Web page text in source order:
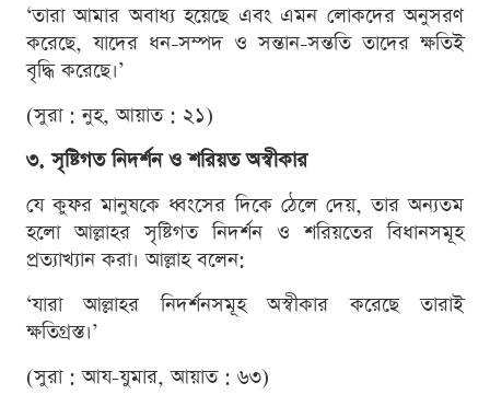
‘তারা আমার অবাধ্য হয়েছে এবং এমন লোকদের অনুসরণ
করেছে, যাদের ধন-সম্পদ ও সন্তান-সন্ততি তাদের ক্ষতিই
বৃদ্ধি করেছে।’
(সুরা : নুহ, আয়াত : ২১)
৩. সৃষ্টিগত নিদর্শন ও শরিয়ত অস্বীকার
যে কুফর মানুষকে ধ্বংসের দিকে ঠেলে দেয়, তার অন্যতম
হলো আল্লাহর সৃষ্টিগত নিদর্শন ও শরিয়তের বিধানসমূহ
প্রত্যাখ্যান করা। আল্লাহ বলেন:
‘যারা আল্লাহর নিদর্শনসমূহ অস্বীকার করেছে তারাই
ক্ষতিগ্রস্ত।’
(সুরা : আয-যুমার, আয়াত : ৬৩)